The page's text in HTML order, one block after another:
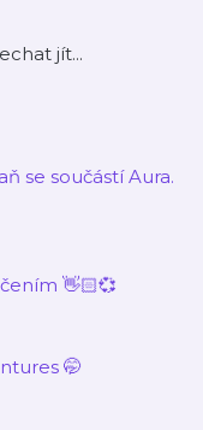
jít...
se součástí Aura.
👋🏻💞
🤭